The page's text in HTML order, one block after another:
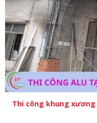
Thi công khung